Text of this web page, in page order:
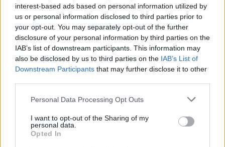
interest-based ads based on personal information utilized by
us or personal information disclosed to third parties prior to
your opt-out. You may separately opt-out of the further
disclosure of your personal information by third parties on the
IAB’s list of downstream participants. This information may
also be disclosed by us to third parties on the IAB’s List of
Downstream Participants that may further disclose it to other
Personal Data Processing Opt Outs
I want to opt-out of the Sharing of my
personal data.
Opted In
da saúde e bem-estar.
«Este é o primeiro dia de um projeto que une
educação, saúde e proximidade com a comunidade,
mostrando o papel ativo dos futuros Técnicos
Auxiliares de Farmácia», referiu o diretor de curso
Ainda segundo este responsável, os três dias da feira
sensibilização para a saúde, ao trabalho em equipa e à
valorização da formação técnica na área